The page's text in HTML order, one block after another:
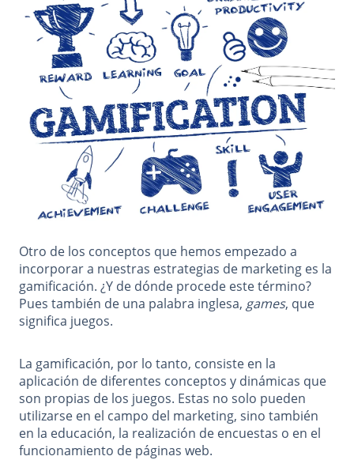
Otro de los conceptos que hemos empezado a
incorporar a nuestras estrategias de marketing es la
gamificación. ¿Y de dónde procede este término?
Pues también de una palabra inglesa, games, que
significa juegos.
La gamificación, por lo tanto, consiste en la
aplicación de diferentes conceptos y dinámicas que
son propias de los juegos. Estas no solo pueden
utilizarse en el campo del marketing, sino también
en la educación, la realización de encuestas o en el
funcionamiento de páginas web.